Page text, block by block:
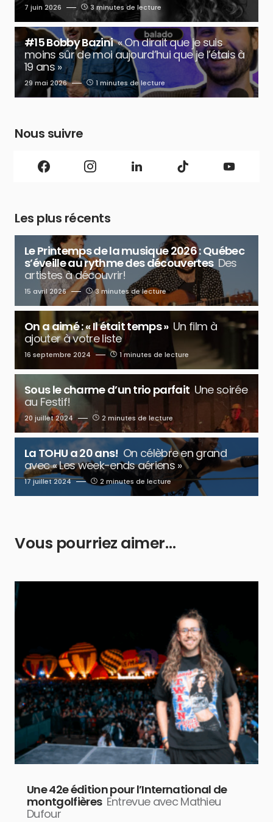
7 juin 2026 3 minutes de lecture
#15 Bobby Bazini « On dirait que je suis
moins sûr de moi aujourd’hui que je l’étais à
19 ans »
29 mai 2026 1 minutes de lecture
Nous suivre
Les plus récents
Le Printemps de la musique 2026 : Québec
s’éveille au rythme des découvertes Des
artistes à découvrir!
15 avril 2026 3 minutes de lecture
On a aimé : « Il était temps » Un film à
ajouter à votre liste
16 septembre 2024 1 minutes de lecture
Sous le charme d’un trio parfait Une soirée
au Festif!
20 juillet 2024 2 minutes de lecture
La TOHU a 20 ans! On célèbre en grand
avec « Les week-ends aériens »
17 juillet 2024 2 minutes de lecture
Vous pourriez aimer…
Une 42e édition pour l’International de
montgolfières Entrevue avec Mathieu
Dufour